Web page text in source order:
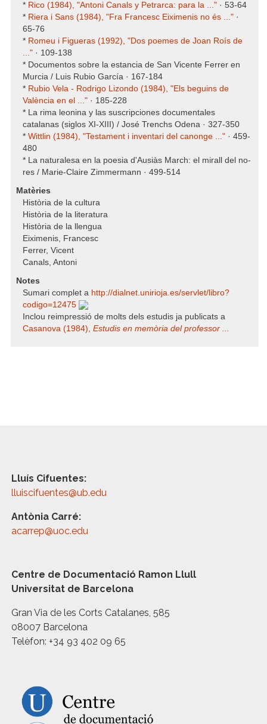
* Rico (1984), "Antoni Canals y Petrarca: para la ..." · 53-64
* Riera i Sans (1984), "Fra Francesc Eiximenis no és ..." ·
65-76
* Romeu i Figueras (1992), "Dos poemes de Joan Roís de
..." · 109-138
* Documentos sobre la estancia de San Vicente Ferrer en
Murcia / Luis Rubio García · 167-184
* Rubio Vela - Rodrigo Lizondo (1984), "Els beguins de
València en el ..." · 185-228
* La rima leonina y las suscripciones documentales
catalanas (siglos XI-XIII) / José Trenchs Odena · 327-350
* Wittlin (1984), "Testament i inventari del canonge ..." · 459-
480
* La naturalesa en la poesia d'Ausiàs March: el mirall del no-
res / Marie-Claire Zimmermann · 499-514
Matèries
Història de la cultura
Història de la literatura
Història de la llengua
Eiximenis, Francesc
Ferrer, Vicent
Canals, Antoni
Notes
Sumari complet a http:/​/​dialnet.unirioja.es/​servlet/​libro?
codigo=12475
Inclou reimpressió de molts dels estudis ja publicats a
Casanova (1984), Estudis en memòria del professor ...
Lluís Cifuentes:
lluiscifuentes@ub.edu
Antònia Carré:
acarrep@uoc.edu
Centre de Documentació Ramon Llull
Universitat de Barcelona
Gran Via de les Corts Catalanes, 585
08007 Barcelona
Telèfon: +34 93 402 09 65